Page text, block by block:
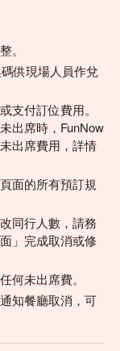
。
供現場人員作兌
支付訂位費用。
出席時，FunNow
出席費用，詳情
面的所有預訂規
同行人數，請務
」完成取消或修
何未出席費。
知餐廳取消，可